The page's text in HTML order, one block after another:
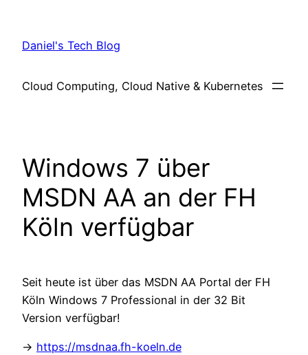
content
Daniel's Tech Blog
Cloud Computing, Cloud Native & Kubernetes
Windows 7 über
MSDN AA an der FH
Köln verfügbar
Seit heute ist über das MSDN AA Portal der FH
Köln Windows 7 Professional in der 32 Bit
Version verfügbar!
-> https://msdnaa.fh-koeln.de